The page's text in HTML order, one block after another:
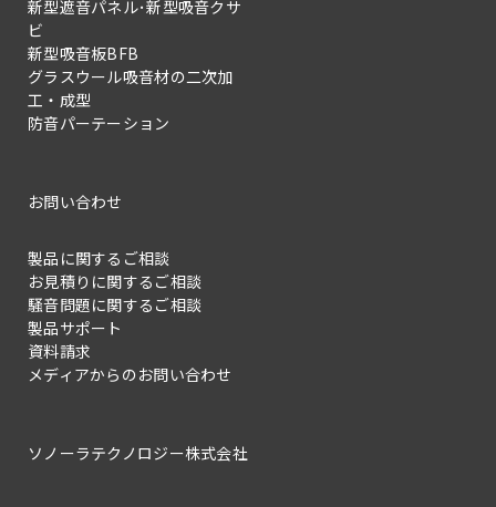
新型遮音パネル･新型吸音クサ
ビ
新型吸音板BFB
グラスウール吸音材の二次加
工・成型
防音パーテーション
お問い合わせ
製品に関するご相談
お見積りに関するご相談
騒音問題に関するご相談
製品サポート
資料請求
メディアからのお問い合わせ
ソノーラテクノロジー株式会社